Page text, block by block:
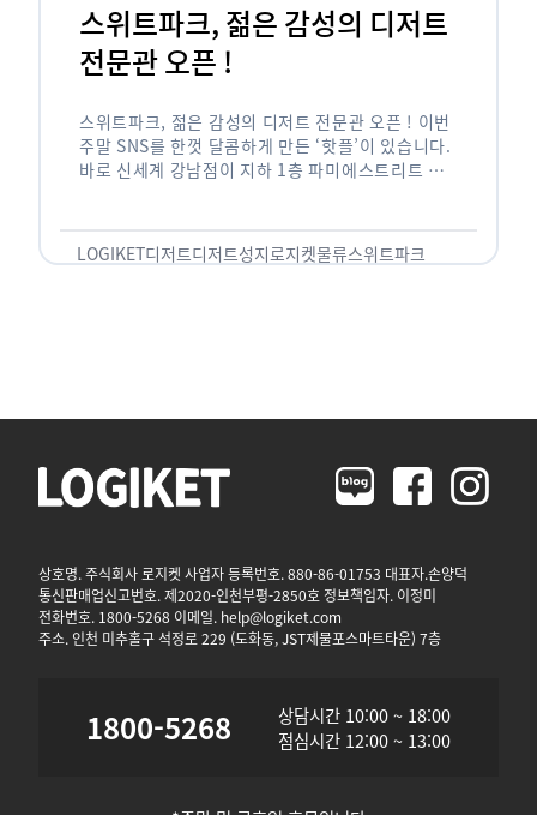
스위트파크, 젊은 감성의 디저트
전문관 오픈 !
스위트파크, 젊은 감성의 디저트 전문관 오픈 ! 이번
주말 SNS를 한껏 달콤하게 만든 ‘핫플’이 있습니다.
바로 신세계 강남점이 지하 1층 파미에스트리트 분
LOGIKET디저트디저트성지로지켓물류스위트파크
상호명. 주식회사 로지켓 사업자 등록번호. 880-86-01753 대표자.손양덕
통신판매업신고번호. 제2020-인천부평-2850호 정보책임자. 이정미
전화번호. 1800-5268 이메일. help@logiket.com
주소. 인천 미추홀구 석정로 229 (도화동, JST제물포스마트타운) 7층
1800-5268
상담시간 10:00 ~ 18:00
점심시간 12:00 ~ 13:00